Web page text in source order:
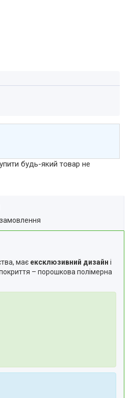
будь-який товар не
має ексклюзивний дизайн і
– порошкова полімерна